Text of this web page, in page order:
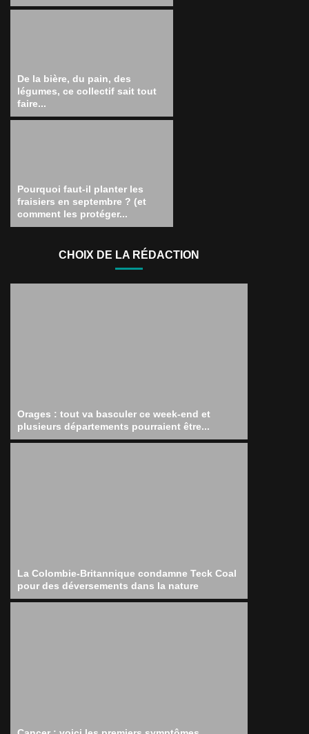
De la bière, du pain, des
légumes, ce collectif sait tout
faire...
Pourquoi faut-il planter les
fraisiers en septembre ? (et
comment les protéger...
CHOIX DE LA RÉDACTION
Orages : tout va basculer ce week-end et
plusieurs départements pourraient être...
La Colombie-Britannique condamne Teck Coal
pour des déversements dans la nature